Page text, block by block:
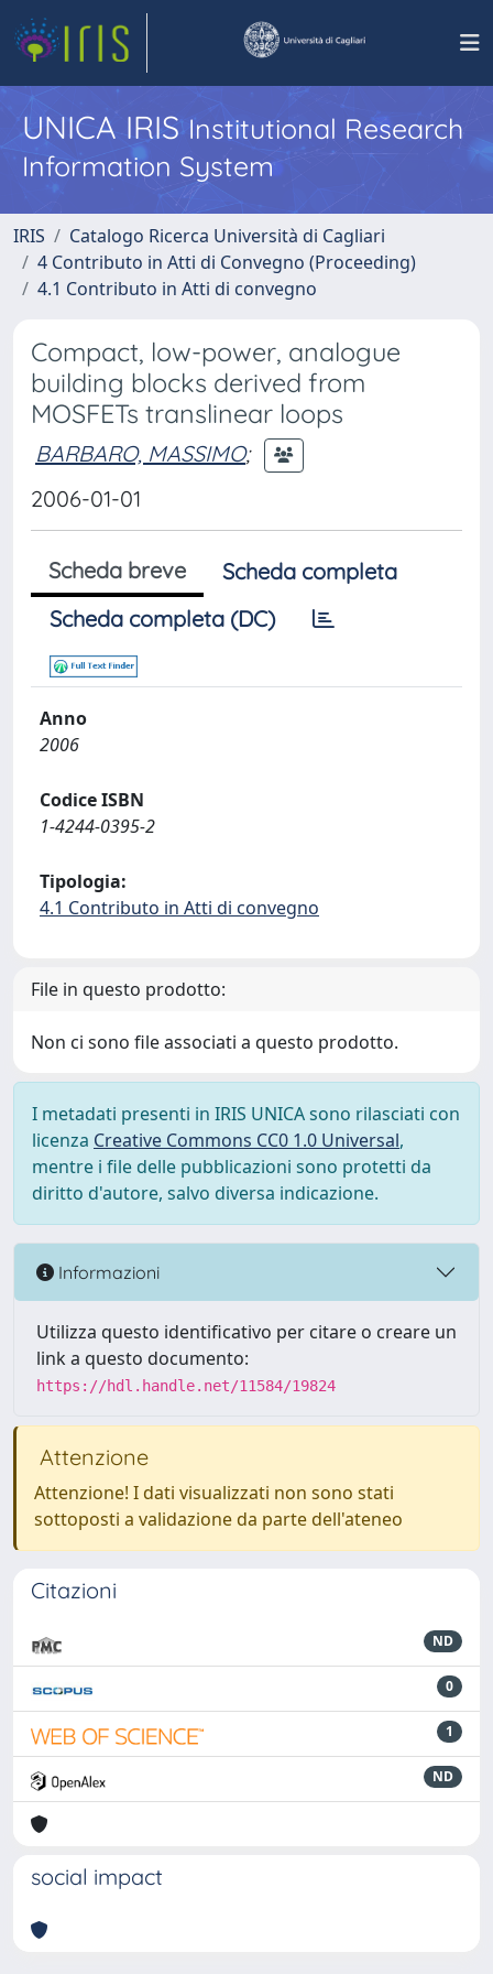
UNICA IRISInstitutional Research
Information System
IRIS
Catalogo Ricerca Università di Cagliari
4 Contributo in Atti di Convegno (Proceeding)
4.1 Contributo in Atti di convegno
Compact, low-power, analogue
building blocks derived from
MOSFETs translinear loops
BARBARO, MASSIMO;
2006-01-01
Scheda breve
Scheda completa
Scheda completa (DC)
Anno
2006
Codice ISBN
1-4244-0395-2
Tipologia:
4.1 Contributo in Atti di convegno
File in questo prodotto:
Non ci sono file associati a questo prodotto.
I metadati presenti in IRIS UNICA sono rilasciati con
licenza Creative Commons CC0 1.0 Universal,
mentre i file delle pubblicazioni sono protetti da
diritto d'autore, salvo diversa indicazione.
Informazioni
Utilizza questo identificativo per citare o creare un
link a questo documento:
https://hdl.handle.net/11584/19824
Attenzione
Attenzione! I dati visualizzati non sono stati
sottoposti a validazione da parte dell'ateneo
Citazioni
ND
0
1
ND
social impact